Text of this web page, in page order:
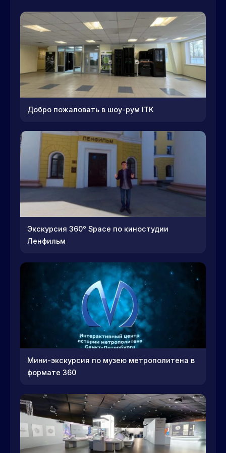
Добро пожаловать в шоу-рум ITK
Экскурсия 360° Space по киностудии
Ленфильм
Мини-экскурсия по музею метрополитена в
формате 360